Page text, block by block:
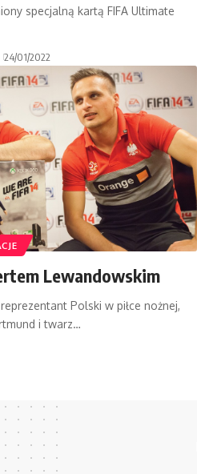
specjalną kartą FIFA Ultimate
24/01/2022
Lewandowskim
Polski w piłce nożnej,
i twarz…